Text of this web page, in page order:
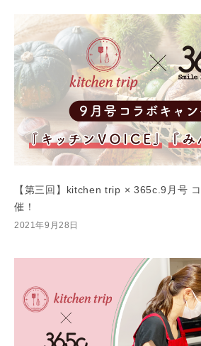
【第三回】kitchen trip × 365c.9月号
催！
2021年9月28日